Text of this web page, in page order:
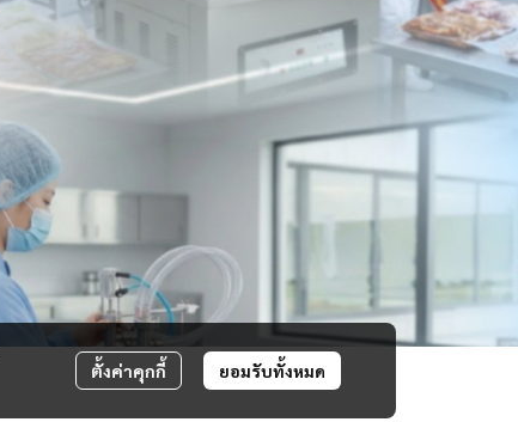
ตั้งค่าคุกกี้ ยอมรับทั้งหมด